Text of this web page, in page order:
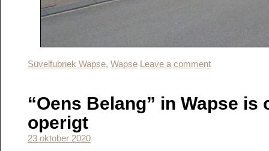
Süvelfubriek Wapse, Wapse Leave a comment
“Oens Belang” in Wapse is
operigt
23 oktober 2020